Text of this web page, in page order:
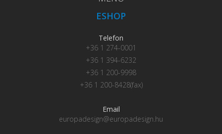
ESHOP
Telefon
+36 1 274-0001
+36 1 394-6232
+36 1 200-9998
+36 1 200-8428(fax)
Email
europadesign@europadesign.hu